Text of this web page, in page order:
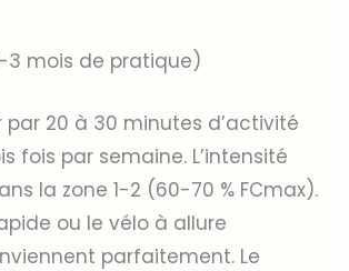
mois de pratique)
20 à 30 minutes d’activité
fois par semaine. L’intensité
la zone 1-2 (60-70 % FCmax).
ou le vélo à allure
parfaitement. Le